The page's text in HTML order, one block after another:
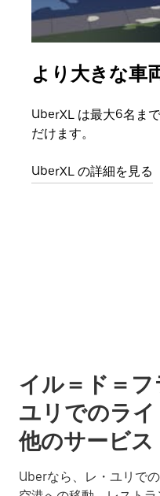
より大きな車
UberXL は最大6名ま
だけます。
UberXL の詳細を見る
イル＝ド＝フ
ユリでのラ
他のサービス
Uberなら、レ・ユリで